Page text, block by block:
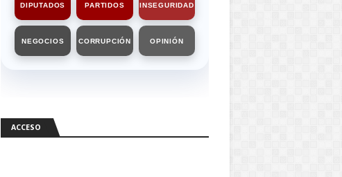
DIPUTADOS PARTIDOS INSEGURIDAD
NEGOCIOS CORRUPCIÓN OPINIÓN
ACCESO